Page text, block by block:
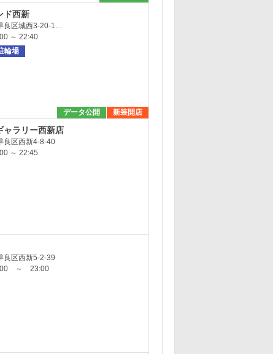
ド西新
良区城西3-20-1…
～ 22:40
輪場
データ公開 新装開店
ャラリー西新店
良区西新4-8-40
～ 22:45
良区西新5-2-39
～ 23:00